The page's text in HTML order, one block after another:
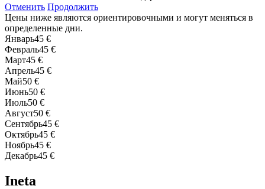
Отменить Продолжить
Цены ниже являются ориентировочными и могут меняться в
определенные дни.
Январь45 €
Февраль45 €
Март45 €
Апрель45 €
Май50 €
Июнь50 €
Июль50 €
Август50 €
Сентябрь45 €
Октябрь45 €
Ноябрь45 €
Декабрь45 €
Ineta